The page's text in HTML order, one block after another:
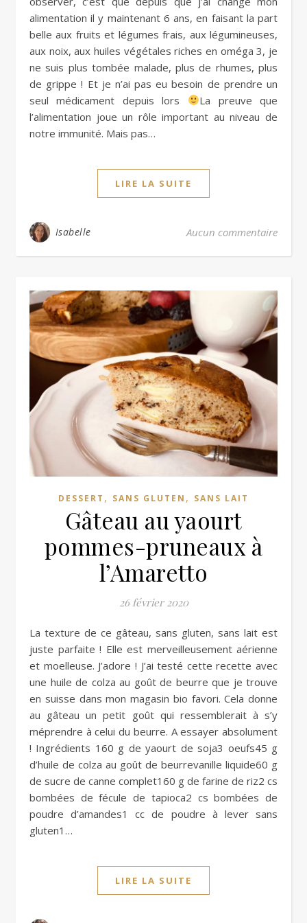
alimentation il y maintenant 6 ans, en faisant la part
belle aux fruits et légumes frais, aux légumineuses,
aux noix, aux huiles végétales riches en oméga 3, je
ne suis plus tombée malade, plus de rhumes, plus
de grippe ! Et je n’ai pas eu besoin de prendre un
seul médicament depuis lors
La preuve que
l’alimentation joue un rôle important au niveau de
notre immunité. Mais pas…
LIRE LA SUITE
Isabelle Aucun commentaire
DESSERT , SANS GLUTEN , SANS LAIT
Gâteau au yaourt
pommes-pruneaux à
l’Amaretto
26 février 2020
La texture de ce gâteau, sans gluten, sans lait est
juste parfaite ! Elle est merveilleusement aérienne
et moelleuse. J’adore ! J’ai testé cette recette avec
une huile de colza au goût de beurre que je trouve
en suisse dans mon magasin bio favori. Cela donne
au gâteau un petit goût qui ressemblerait à s’y
méprendre à celui du beurre. A essayer absolument
! Ingrédients 160 g de yaourt de soja3 oeufs45 g
d’huile de colza au goût de beurrevanille liquide60 g
de sucre de canne complet160 g de farine de riz2 cs
bombées de fécule de tapioca2 cs bombées de
poudre d’amandes1 cc de poudre à lever sans
gluten1…
LIRE LA SUITE